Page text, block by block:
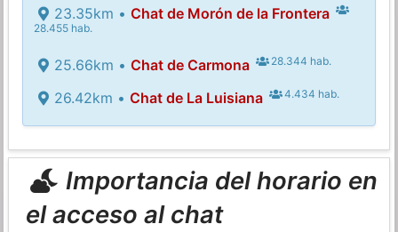
23.35km • Chat de Morón de la Frontera
28.455 hab.
25.66km • Chat de Carmona 28.344 hab.
26.42km • Chat de La Luisiana 4.434 hab.
Importancia del horario en
el acceso al chat